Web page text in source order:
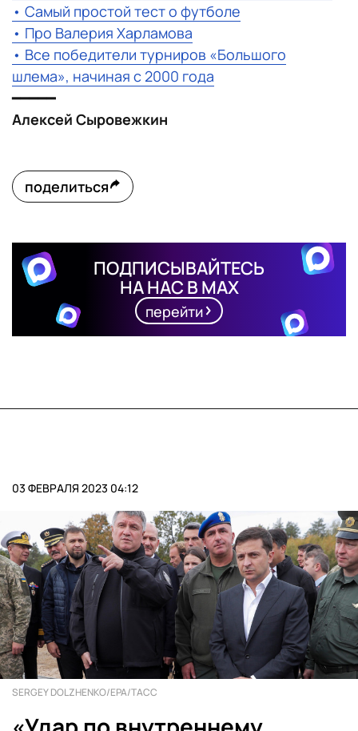
• Самый простой тест о футболе
• Про Валерия Харламова
• Все победители турниров «Большого
шлема», начиная с 2000 года
━━━━━
Алексей Сыровежкин
поделиться
ПОДПИСЫВАЙТЕСЬ
НА НАС В MAX
перейти
03 ФЕВРАЛЯ 2023 04:12
SERGEY DOLZHENKO/EPA/ТАСС